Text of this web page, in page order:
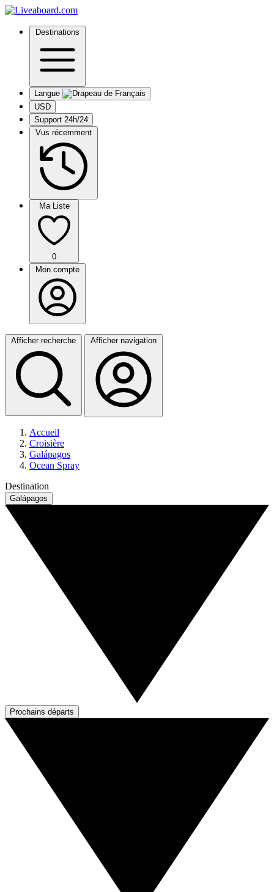
Destinations
Langue
USD
Support 24h/24
Vus récemment
Ma Liste
0
Mon compte
Afficher recherche Afficher navigation
Accueil
Croisière
Galápagos
Ocean Spray
Destination
Galápagos
Prochains départs